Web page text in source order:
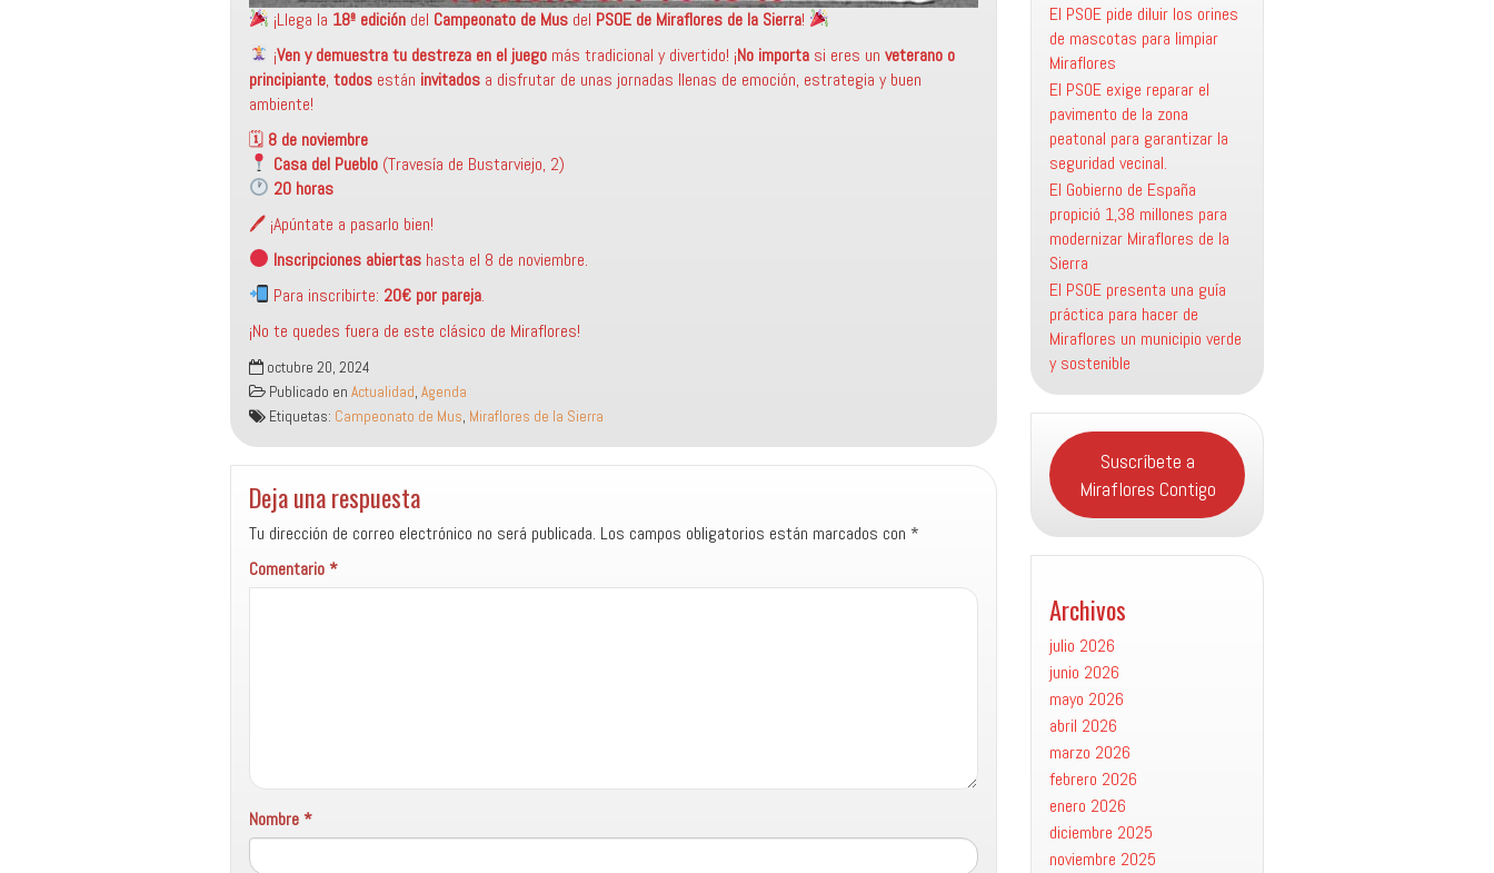
¡Llega la 18ª edición del Campeonato de Mus del PSOE de Miraflores de la Sierra!
¡Ven y demuestra tu destreza en el juego más tradicional y divertido! ¡No importa si eres unveterano o
principiante, todos están invitados a disfrutar de unas jornadas llenas de emoción, estrategia y buen
ambiente!
🗓 8 de noviembre
Casa del Pueblo (Travesía de Bustarviejo, 2)
20 horas
🖊 ¡Apúntate a pasarlo bien!
Inscripciones abiertas hasta el 8 de noviembre.
Para inscribirte: 20€ por pareja.
¡No te quedes fuera de este clásico de Miraflores!
octubre 20, 2024
Publicado en Actualidad, Agenda
Etiquetas: Campeonato de Mus, Miraflores de la Sierra
Deja una respuesta
Tu dirección de correo electrónico no será publicada. Los campos obligatorios están marcados con *
Comentario*
Nombre *
El PSOE pide diluir los orines
de mascotas para limpiar
Miraflores
El PSOE exige reparar el
pavimento de la zona
peatonal para garantizar la
seguridad vecinal.
El Gobierno de España
propició 1,38 millones para
modernizar Miraflores de la
Sierra
El PSOE presenta una guía
práctica para hacer de
Miraflores un municipio verde
y sostenible
Suscríbete a
Miraflores Contigo
Archivos
julio 2026
junio 2026
mayo 2026
abril 2026
marzo 2026
febrero 2026
enero 2026
diciembre 2025
noviembre 2025